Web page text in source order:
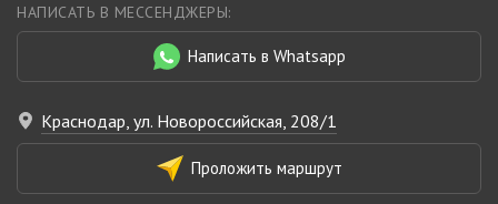
НАПИСАТЬ В МЕССЕНДЖЕРЫ:
Написать в Whatsapp
Краснодар, ул. Новороссийская, 208/1
Проложить маршрут